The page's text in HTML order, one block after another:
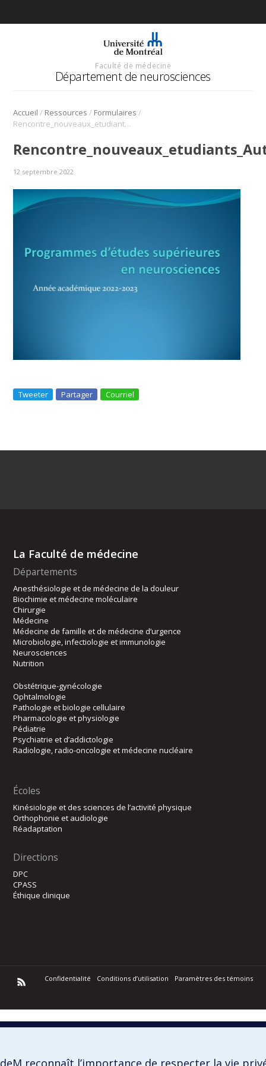
Faculté de médecine
Département de neurosciences
Accueil / Ressources / Formulaires /
Rencontre_nouveaux_etudiants_Automne2022
12 septembre 2022
Tweeter Partager Courriel
La Faculté de médecine
Départements
Anesthésiologie et de médecine de la douleur
Biochimie et médecine moléculaire
Chirurgie
Médecine
Médecine de famille et de médecine d’urgence
Microbiologie, infectiologie et immunologie
Neurosciences
Nutrition
Obstétrique-gynécologie
Ophtalmologie
Pathologie et biologie cellulaire
Pharmacologie et physiologie
Pédiatrie
Psychiatrie et d’addictologie
Radiologie, radio-oncologie et médecine nucléaire
Écoles
Kinésiologie et des sciences de l’activité physique
Orthophonie et audiologie
Réadaptation
Directions
DPC
CPASS
Éthique clinique
Confidentialité Conditions d’utilisation Paramètres des témoins
reconnaît l’importance de respecter la vie